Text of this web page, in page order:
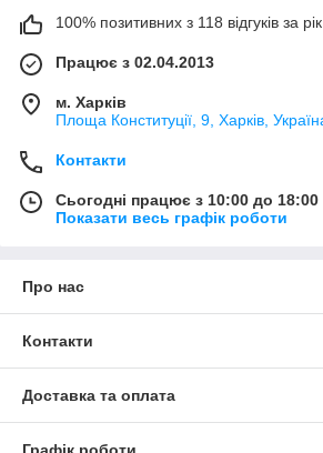
100% позитивних з 118 відгуків за рік
Працює з 02.04.2013
м. Харків
Площа Конституції, 9, Харків,
Контакти
Сьогодні працює з 10:00 до 18:00
Показати весь графік роботи
Про нас
Контакти
Доставка та оплата